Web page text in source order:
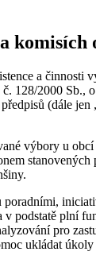
komisích
a činnosti
č. 128/2000 Sb.,
(dále
výbory u
poradními,
v podstatě plní
pro
ukládat